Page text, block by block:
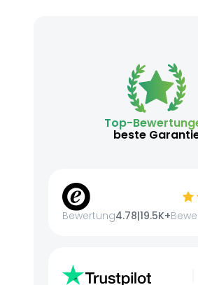
Top-
beste
Bewertung4.78|19.5K+